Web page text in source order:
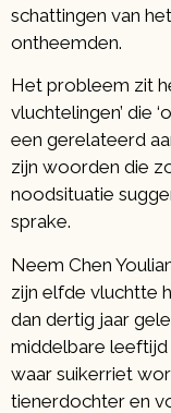
schattingen van
ontheemden.
Het probleem zit
vluchtelingen’ die
een gerelateerd
zijn woorden die
noodsituatie
sprake.
Neem Chen
zijn elfde vluchtte
dan dertig jaar
middelbare
waar suikerriet
tienerdochter en